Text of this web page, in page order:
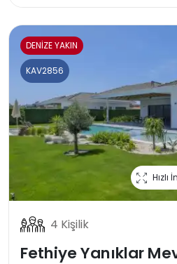
DENİZE YAKIN
Hızlı
KAV2856
4 Kişilik
Fethiye Yanıklar